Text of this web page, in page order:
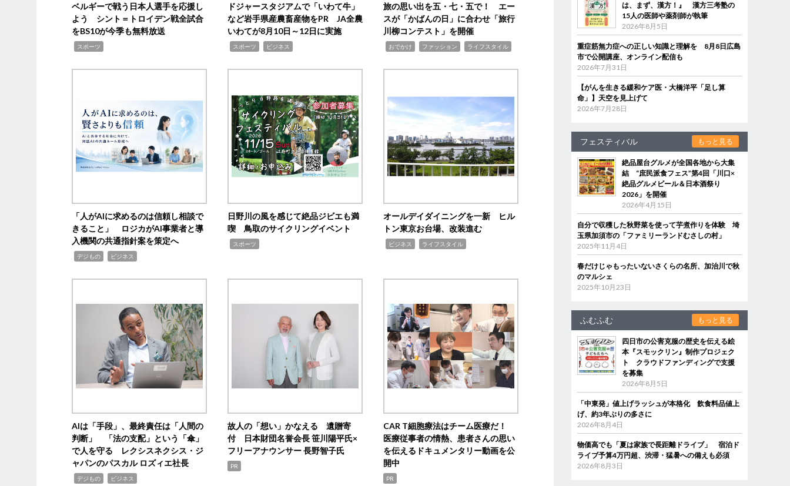
ベルギーで戦う日本人選手を応援し
よう シント＝トロイデン戦全試合
をBS10が今季も無料放送
スポーツ
ドジャースタジアムで「いわて牛」
など岩手県産農畜産物をPR JA全農
いわてが8月10日～12日に実施
スポーツ ビジネス
旅の思い出を五・七・五で！ エー
スが「かばんの日」に合わせ「旅行
川柳コンテスト」を開催
おでかけ ファッション ライフスタイル
「人がAIに求めるのは信頼し相談で
きること」 ロジカがAI事業者と導
入機関の共通指針案を策定へ
デジもの ビジネス
日野川の風を感じて絶品ジビエも満
喫 鳥取のサイクリングイベント
スポーツ
オールデイダイニングを一新 ヒル
トン東京お台場、改装進む
ビジネス ライフスタイル
AIは「手段」、最終責任は「人間の
判断」 「法の支配」という「傘」
で人を守る レクシスネクシス・ジ
ャパンのパスカル ロズィエ社長
デジもの ビジネス
故人の「想い」かなえる 遺贈寄
付 日本財団名誉会長 笹川陽平氏×
フリーアナウンサー 長野智子氏
PR
CAR T細胞療法はチーム医療だ！
医療従事者の情熱、患者さんの思い
を伝えるドキュメンタリー動画を公
開中
PR
は、まず、漢方！』 漢方三考塾の
15人の医師や薬剤師が執筆
2026年8月5日
重症筋無力症への正しい知識と理解を 8月8日広島
市で公開講座、オンライン配信も
2026年7月31日
【がんを生きる緩和ケア医・大橋洋平「足し算
命」】天空を見上げて
2026年7月28日
フェスティバル もっと見る
絶品屋台グルメが全国各地から大集
結 “庶民派食フェス”第4回「川口×
絶品グルメビール＆日本酒祭り
2026」を開催
2026年4月15日
自分で収穫した秋野菜を使って芋煮作りを体験 埼
玉県加須市の「ファミリーランドむさしの村」
2025年11月4日
春だけじゃもったいないさくらの名所、加治川で秋
のマルシェ
2025年10月23日
ふむふむ もっと見る
四日市の公害克服の歴史を伝える絵
本『スモックリン』制作プロジェク
ト クラウドファンディングで支援
を募集
2026年8月5日
「中東発」値上げラッシュが本格化 飲食料品値上
げ、約3年ぶりの多さに
2026年8月4日
物価高でも「夏は家族で長距離ドライブ」 宿泊ド
ライブ予算4万円超、渋滞・猛暑への備えも必須
2026年8月3日